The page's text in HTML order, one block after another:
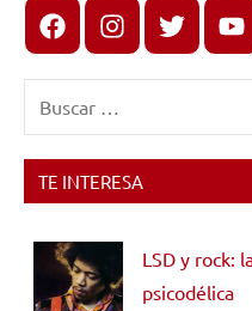
FacebookInstagram
X
TE INTERESA
LSD y rock:
psicodélica